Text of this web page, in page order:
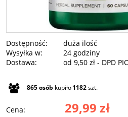
Dostępność:
duża ilość
Wysyłka w:
24 godziny
Dostawa:
od 9,50 zł - DPD
Cena nie zawiera ewentualnych
865osób kupiło1182szt.
Cena: 29,99 zł